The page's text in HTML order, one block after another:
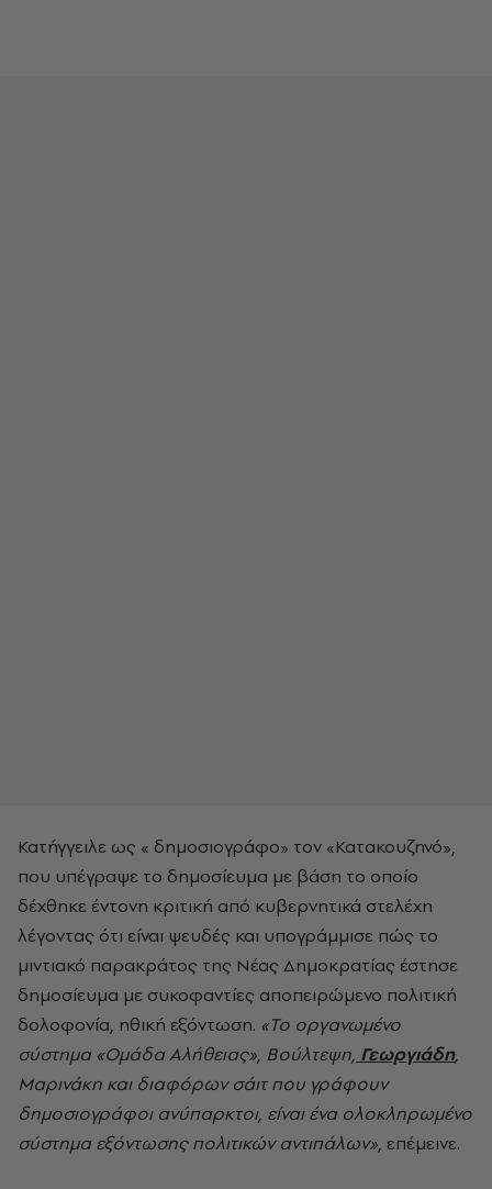
Κατήγγειλε ως « δημοσιογράφο» τον «Κατακουζηνό»,
που υπέγραψε το δημοσίευμα με βάση το οποίο
δέχθηκε έντονη κριτική από κυβερνητικά στελέχη
λέγοντας ότι είναι ψευδές και υπογράμμισε πώς το
μιντιακό παρακράτος της Νέας Δημοκρατίας έστησε
δημοσίευμα με συκοφαντίες αποπειρώμενο πολιτική
δολοφονία, ηθική εξόντωση. «Το οργανωμένο
σύστημα «Ομάδα Αλήθειας», Βούλτεψη, Γεωργιάδη,
Μαρινάκη και διαφόρων σάιτ που γράφουν
δημοσιογράφοι ανύπαρκτοι, είναι ένα ολοκληρωμένο
σύστημα εξόντωσης πολιτικών αντιπάλων», επέμεινε.